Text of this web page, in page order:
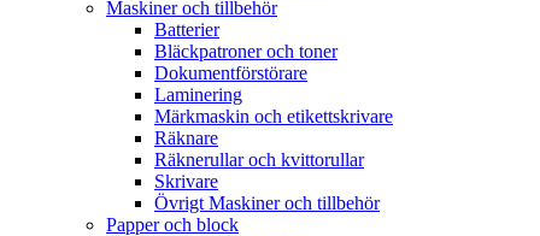
Maskiner och tillbehör
Batterier
Bläckpatroner och toner
Dokumentförstörare
Laminering
Märkmaskin och etikettskrivare
Räknare
Räknerullar och kvittorullar
Skrivare
Övrigt Maskiner och tillbehör
Papper och block